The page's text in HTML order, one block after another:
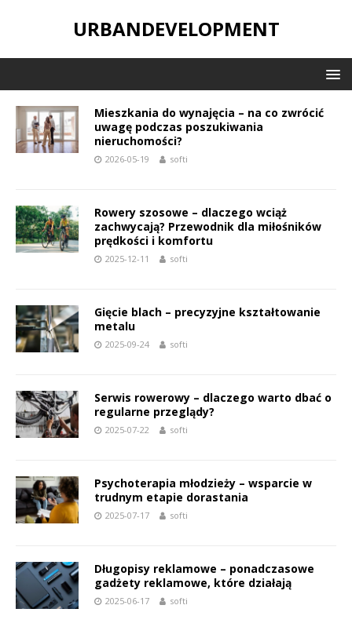
URBANDEVELOPMENT
Mieszkania do wynajęcia – na co zwrócić
uwagę podczas poszukiwania
nieruchomości?
2026-05-19 softi
Rowery szosowe – dlaczego wciąż
zachwycają? Przewodnik dla miłośników
prędkości i komfortu
2025-12-11 softi
Gięcie blach – precyzyjne kształtowanie
metalu
2025-09-24 softi
Serwis rowerowy – dlaczego warto dbać o
regularne przeglądy?
2025-07-22 softi
Psychoterapia młodzieży – wsparcie w
trudnym etapie dorastania
2025-07-17 softi
Długopisy reklamowe – ponadczasowe
gadżety reklamowe, które działają
2025-06-17 softi